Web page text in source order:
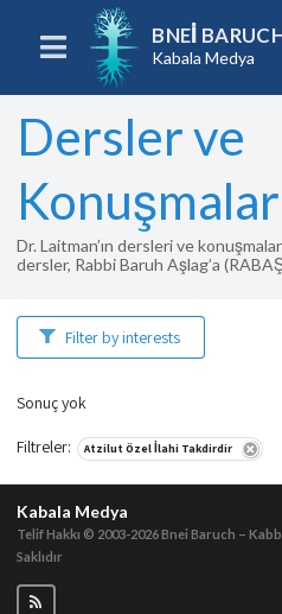
BNEI
Kabala Medya
Dersler ve
Konuşmalar
Dr. Laitman’ın dersleri ve
dersler, Rabbi Baruh Aşlag’a
Filter by interests
Sonuç yok
Filtreler: Atzilut Özel İlahi Takdirdir
Kabala Medya
Telif Hakkı © 2003-2026Bnei Baruch –
Saklıdır